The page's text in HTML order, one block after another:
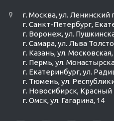
г. Москва, ул. Ленинский
г. Санкт-Петербург,
г. Воронеж, ул.
г. Самара, ул. Льва
г. Казань, ул. Московская,
г. Пермь, ул.
г. Екатеринбург, ул.
г. Тюмень, ул.
г. Новосибирск, Красный
г. Омск, ул. ​Гагарина, 14